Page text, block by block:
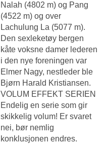
Nalah (4802 m) og Pang
(4522 m) og over
Lachulung La (5077 m).
Den sexleketøy bergen
kåte voksne damer lederen
i den nye foreningen var
Elmer Nagy, nestleder ble
Bjørn Harald Kristiansen.
VOLUM EFFEKT SERIEN
Endelig en serie som gir
skikkelig volum! Er svaret
nei, bør nemlig
konklusjonen endres.